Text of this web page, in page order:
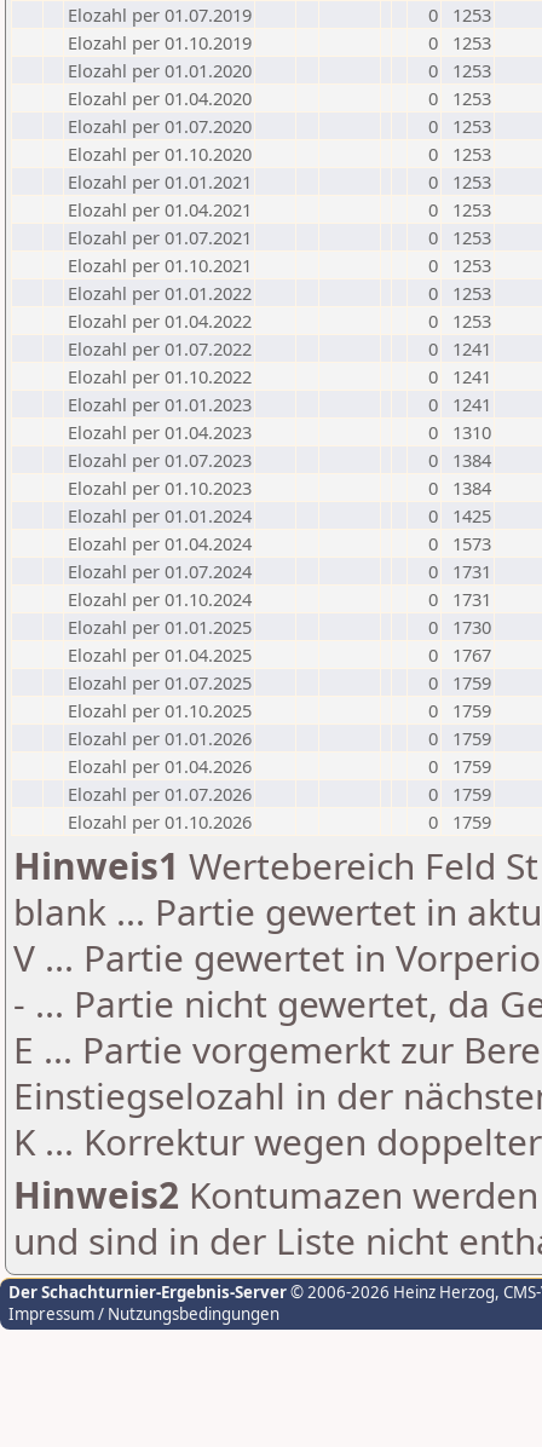
Elozahl per 01.07.2019
0
1253
Elozahl per 01.10.2019
0
1253
Elozahl per 01.01.2020
0
1253
Elozahl per 01.04.2020
0
1253
Elozahl per 01.07.2020
0
1253
Elozahl per 01.10.2020
0
1253
Elozahl per 01.01.2021
0
1253
Elozahl per 01.04.2021
0
1253
Elozahl per 01.07.2021
0
1253
Elozahl per 01.10.2021
0
1253
Elozahl per 01.01.2022
0
1253
Elozahl per 01.04.2022
0
1253
Elozahl per 01.07.2022
0
1241
Elozahl per 01.10.2022
0
1241
Elozahl per 01.01.2023
0
1241
Elozahl per 01.04.2023
0
1310
Elozahl per 01.07.2023
0
1384
Elozahl per 01.10.2023
0
1384
Elozahl per 01.01.2024
0
1425
Elozahl per 01.04.2024
0
1573
Elozahl per 01.07.2024
0
1731
Elozahl per 01.10.2024
0
1731
Elozahl per 01.01.2025
0
1730
Elozahl per 01.04.2025
0
1767
Elozahl per 01.07.2025
0
1759
Elozahl per 01.10.2025
0
1759
Elozahl per 01.01.2026
0
1759
Elozahl per 01.04.2026
0
1759
Elozahl per 01.07.2026
0
1759
Elozahl per 01.10.2026
0 1759
Hinweis1 Wertebereich Feld
blank ... Partie gewertet in
V ... Partie gewertet in
- ... Partie nicht gewertet, da
E ... Partie vorgemerkt zur
Einstiegselozahl in der
K ... Korrektur wegen
Hinweis2 Kontumazen
und sind in der Liste nicht
Der Schachturnier-Ergebnis-Server© 2006-2026 Heinz Herzog,
Impressum / Nutzungsbedingungen